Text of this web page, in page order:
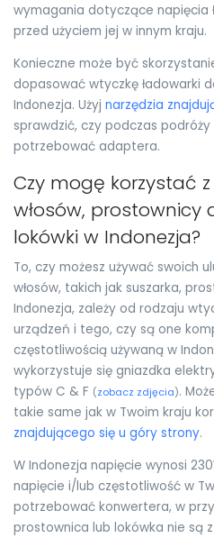
wymagania dotyczące napięcia
przed użyciem jej w innym kraju.
Konieczne może być
dopasować wtyczkę ładowarki
Indonezja. Użyj narzędzia
sprawdzić, czy podczas
potrzebować adaptera.
Czy mogę korzystać
włosów, prostownicy
lokówki w Indonezja?
To, czy możesz używać swoich
włosów, takich jak suszarka,
Indonezja, zależy od rodzaju
urządzeń i tego, czy są one
częstotliwością używaną w
wykorzystuje się gniazdka
typów C & F (zobacz zdjęcia).
takie same jak w Twoim kraju
znajdującego się u góry strony.
W Indonezja napięcie wynosi
napięcie i/lub częstotliwość w
potrzebować konwertera, w
prostownica lub lokówka nie są